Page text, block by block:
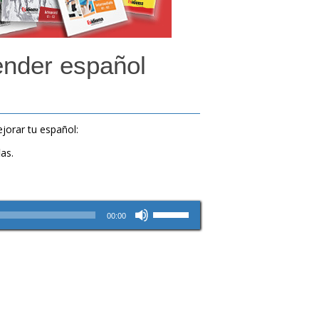
español
tu español:
00:00